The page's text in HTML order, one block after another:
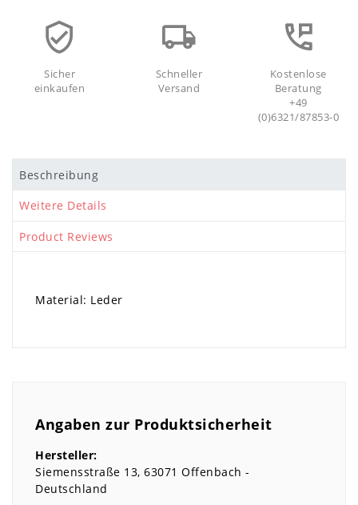
Sicher
einkaufen
Schneller
Versand
Kostenlose
Beratung
+49
(0)6321/87853-0
Beschreibung
Weitere Details
Product Reviews
Material: Leder
Angaben zur Produktsicherheit
Hersteller:
Siemensstraße 13 63071 Offenbach
Deutschland